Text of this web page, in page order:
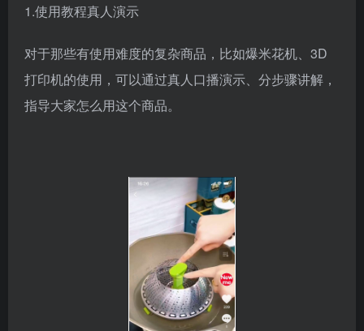
1.使用教程真人演示
对于那些有使用难度的复杂商品，比如爆米花机、3D
打印机的使用，可以通过真人口播演示、分步骤讲解，
指导大家怎么用这个商品。